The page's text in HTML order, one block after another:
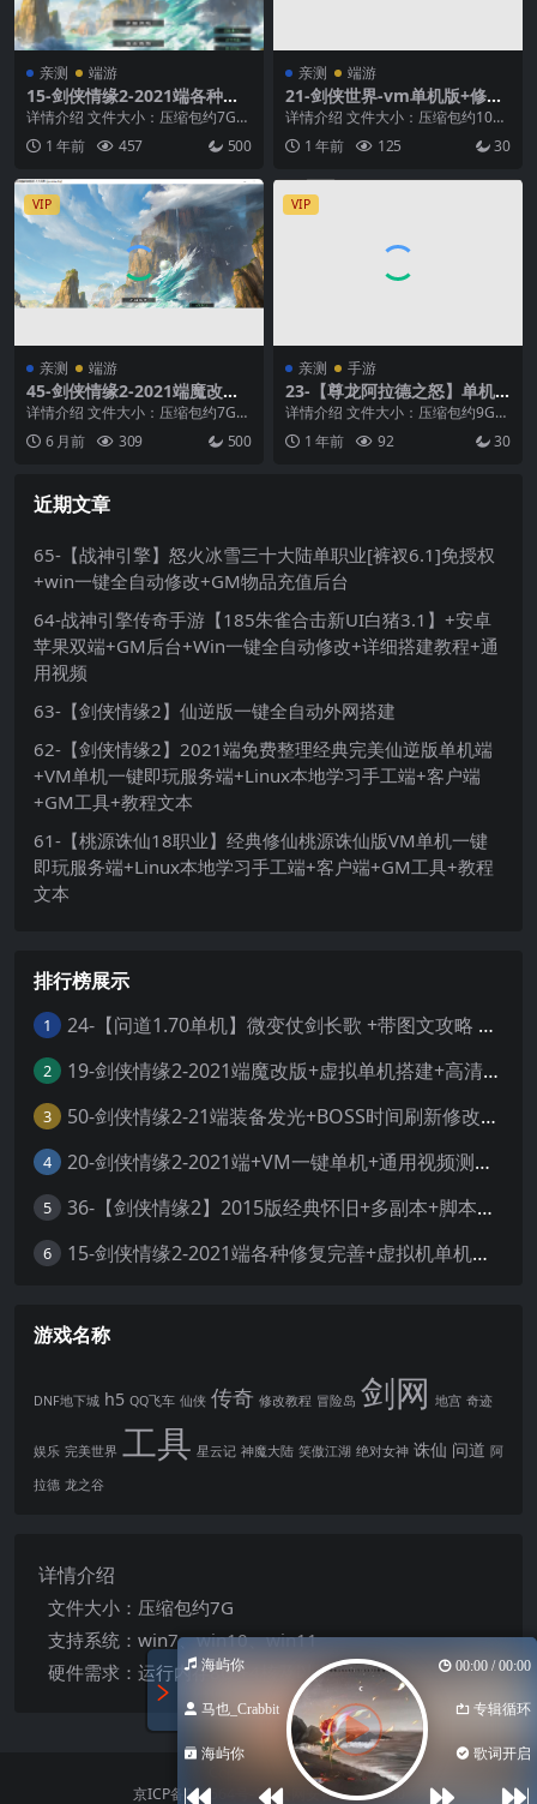
亲测 端游
15-剑侠情缘2-2021端各种修
复完善+虚拟机单机端+外网服
务端整理+文本教程+视频教程
详情介绍 文件大小：压缩包约7G
支持系统：win7、win10、win11
硬...1 年前 457 500
亲测 端游
21-剑侠世界-vm单机版+修复
任务剧情打怪掉金币+商城直
接买怀旧网游单+视频搭建
详情介绍 文件大小：压缩包约10G
支持系统：win7、win10、win11 ...
1 年前 125 30
VIP
亲测 端游
45-剑侠情缘2-2021端魔改版
+虚拟单机搭建+服务端+客户
端+高清大屏+视频教程
详情介绍 文件大小：压缩包约7G
支持系统：win7、win10、win11
硬...6 月前 309 500
VIP
亲测 手游
23-【尊龙阿拉德之怒】单机
版60帧 +带女鬼剑圣职者+网
页GM物品+虚拟机一键端+视
频教程
详情介绍 文件大小：压缩包约9G
支持系统：win7、win10、win11
硬...1 年前 92 30
近期文章
65-【战神引擎】怒火冰雪三十大陆单职业[裤衩6.1]免授权
+win一键全自动修改+GM物品充值后台
64-战神引擎传奇手游【185朱雀合击新UI白猪3.1】+安卓
苹果双端+GM后台+Win一键全自动修改+详细搭建教程+通
用视频
63-【剑侠情缘2】仙逆版一键全自动外网搭建
62-【剑侠情缘2】2021端免费整理经典完美仙逆版单机端
+VM单机一键即玩服务端+Linux本地学习手工端+客户端
+GM工具+教程文本
61-【桃源诛仙18职业】经典修仙桃源诛仙版VM单机一键
即玩服务端+Linux本地学习手工端+客户端+GM工具+教程
文本
排行榜展示
1 24-【问道1.70单机】微变仗剑长歌 +带图文攻略 +丰富时装称号坐骑 +GM工具 +虚拟机一键端 +视频安装教学
2 19-剑侠情缘2-2021端魔改版+虚拟单机搭建+高清大屏+视频教程
3 50-剑侠情缘2-21端装备发光+BOSS时间刷新修改+外网服务端整理+一键虚拟机+服务端+客户端+工具
4 20-剑侠情缘2-2021端+VM一键单机+通用视频测试教程
5 36-【剑侠情缘2】2015版经典怀旧+多副本+脚本修复+GM工具+视频安装教程+虚拟机一键端
6 15-剑侠情缘2-2021端各种修复完善+虚拟机单机端+外网服务端整理+文本教程+视频教程
游戏名称
DNF地下城 h5 QQ飞车 仙侠 传奇 修改教程 冒险岛 剑网 地宫 奇迹
娱乐 完美世界 工具 星云记 神魔大陆 笑傲江湖 绝对女神 诛仙 问道 阿
拉德 龙之谷
详情介绍
文件大小：压缩包约7G
支持系统：win7、win10、win11
硬件需求：运行内存8G +4核及以上CPU
Copyright © 2023
京ICP备000564号-1京公网安备 54489000
海屿你 00:00 / 00:00
马也_Crabbit 专辑循环
海屿你 歌词开启